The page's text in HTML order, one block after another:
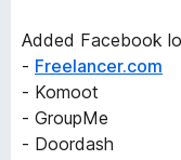
Added Facebook
- Freelancer.com
- Komoot
- GroupMe
- Doordash